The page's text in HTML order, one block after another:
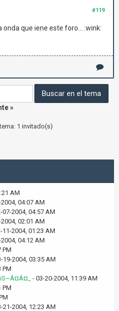
#119
onda que iene este foro... :wink:
»
1 invitado(s)
AM
04:07 AM
07-2004, 04:57 AM
02:01 AM
11-2004, 01:23 AM
04:12 AM
PM
19-2004, 03:35 AM
PM
- 03-20-2004, 11:39 AM
PM
21-2004, 12:23 AM